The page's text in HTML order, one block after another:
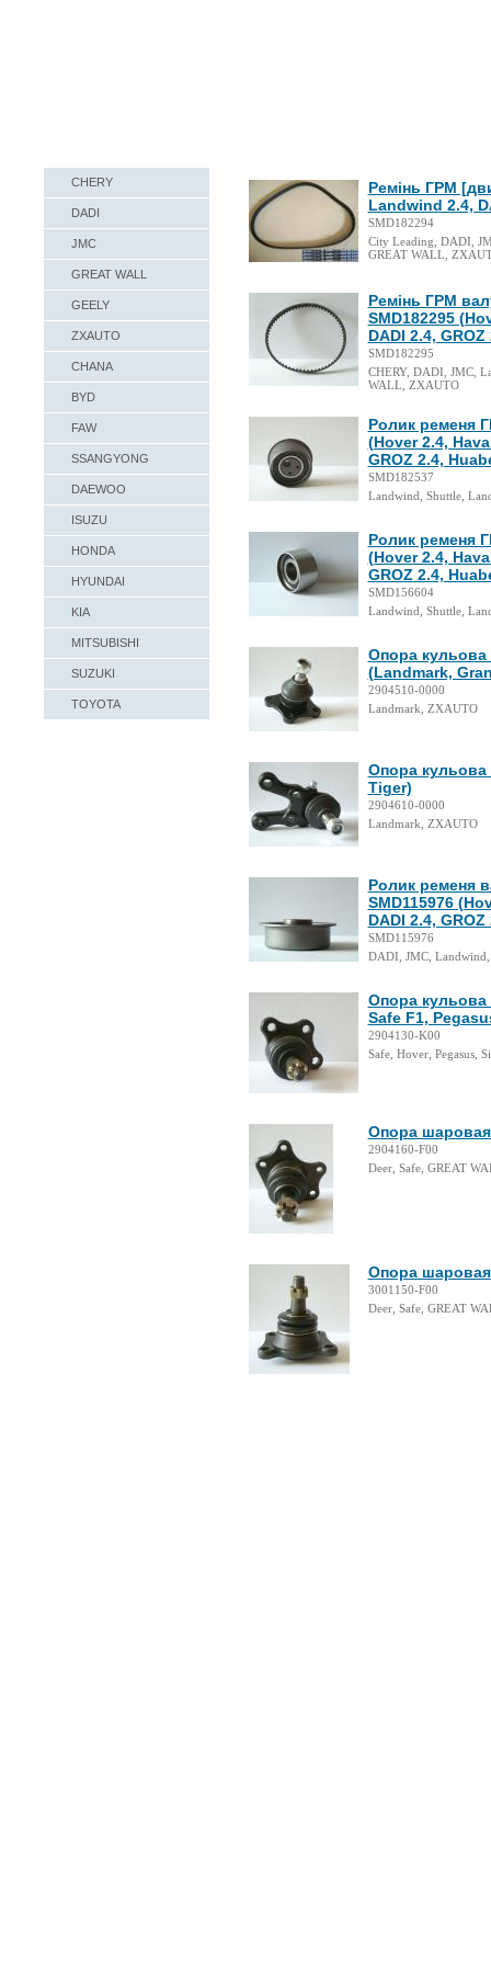
CHERY
DADI
JMC
GREAT WALL
GEELY
ZXAUTO
CHANA
BYD
FAW
SSANGYONG
DAEWOO
ISUZU
HONDA
HYUNDAI
KIA
MITSUBISHI
SUZUKI
TOYOTA
Ремінь ГРМ
Landwind 2.4,
SMD182294
City Leading, DADI,
GREAT WALL,
Ремінь ГРМ
SMD182295
DADI 2.4, GROZ
SMD182295
CHERY, DADI, JMC,
WALL, ZXAUTO
Ролик ременя
(Hover 2.4,
GROZ 2.4,
SMD182537
Landwind, Shuttle,
Ролик ременя
(Hover 2.4,
GROZ 2.4,
SMD156604
Landwind, Shuttle,
Опора кульова
(Landmark,
2904510-0000
Landmark, ZXAUTO
Опора кульова
Tiger)
2904610-0000
Landmark, ZXAUTO
Ролик ременя
SMD115976
DADI 2.4, GROZ
SMD115976
DADI, JMC,
Опора кульова
Safe F1,
2904130-K00
Safe, Hover, Pegasus,
Опора шаровая
2904160-F00
Deer, Safe, GREAT
Опора шаровая
3001150-F00
Deer, Safe, GREAT